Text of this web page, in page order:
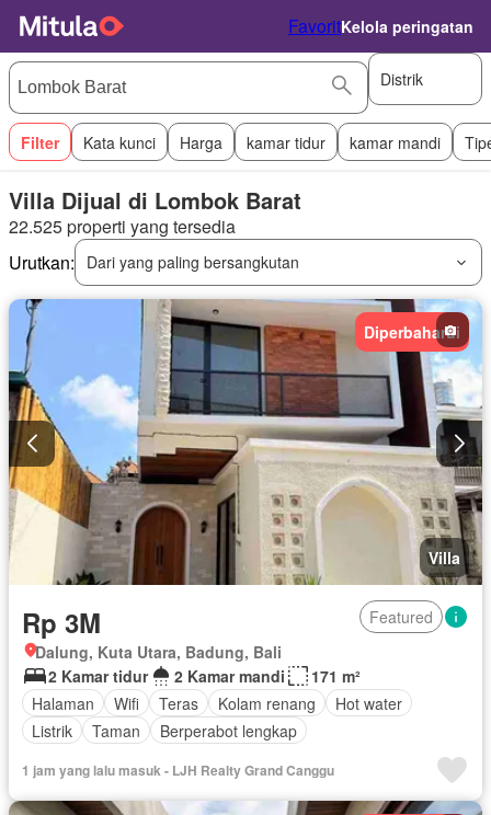
FavoritKelola peringatan
Distrik
Filter Kata kunci Harga kamar tidur kamar mandi
Villa Dijual di Lombok Barat
22.525 properti yang tersedia
Urutkan:
Dari yang paling bersangkutan
Diperbaharui
Villa
Rp 3M
Featured
Dalung, Kuta Utara, Badung, Bali
2 Kamar tidur
2 Kamar mandi
171 m²
Halaman
Wifi Teras Kolam renang
Hot water
Listrik
Taman Berperabot lengkap
1 jam yang lalu masuk - LJH Realty Grand Canggu